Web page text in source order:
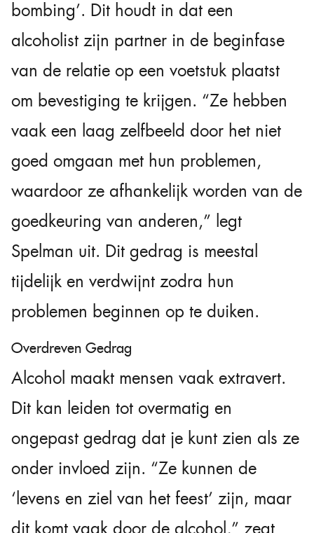
bombing’. Dit houdt in dat een
alcoholist zijn partner in de beginfase
van de relatie op een voetstuk plaatst
om bevestiging te krijgen. “Ze hebben
vaak een laag zelfbeeld door het niet
goed omgaan met hun problemen,
waardoor ze afhankelijk worden van de
goedkeuring van anderen,” legt
Spelman uit. Dit gedrag is meestal
tijdelijk en verdwijnt zodra hun
problemen beginnen op te duiken.
Overdreven Gedrag
Alcohol maakt mensen vaak extravert.
Dit kan leiden tot overmatig en
ongepast gedrag dat je kunt zien als ze
onder invloed zijn. “Ze kunnen de
‘levens en ziel van het feest’ zijn, maar